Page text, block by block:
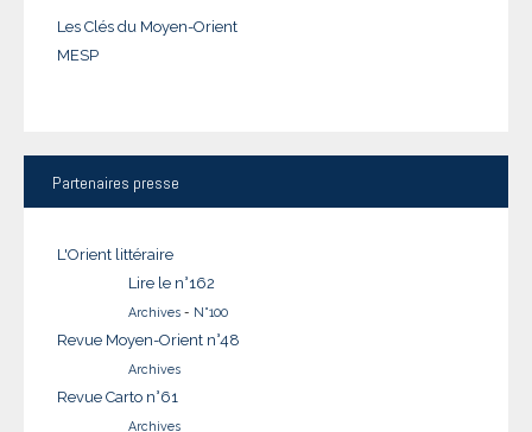
Les Clés du Moyen-Orient
MESP
Partenaires presse
L'Orient littéraire
Lire le n°162
Archives - N°100
Revue Moyen-Orient n°48
Archives
Revue Carto n°61
Archives